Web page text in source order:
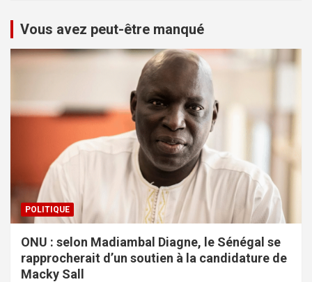
Vous avez peut-être manqué
POLITIQUE
ONU : selon Madiambal Diagne, le Sénégal se
rapprocherait d’un soutien à la candidature de
Macky Sall